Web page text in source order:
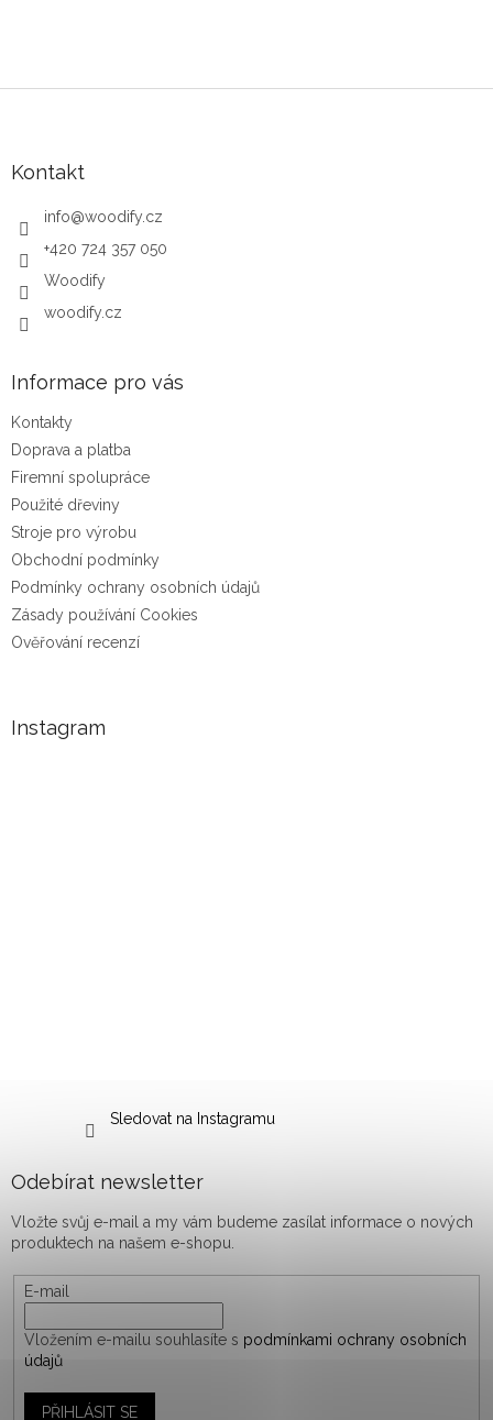
Kontakt
info@woodify.cz
+420 724 357 050
Woodify
woodify.cz
Informace pro vás
Kontakty
Doprava a platba
Firemní spolupráce
Použité dřeviny
Stroje pro výrobu
Obchodní podmínky
Podmínky ochrany osobních údajů
Zásady používání Cookies
Ověřování recenzí
Instagram
Sledovat na Instagramu
Odebírat newsletter
Vložte svůj e-mail a my vám budeme zasílat informace o nových
produktech na našem e-shopu.
E-mail
Vložením e-mailu souhlasíte s podmínkami ochrany osobních
údajů
PŘIHLÁSIT SE